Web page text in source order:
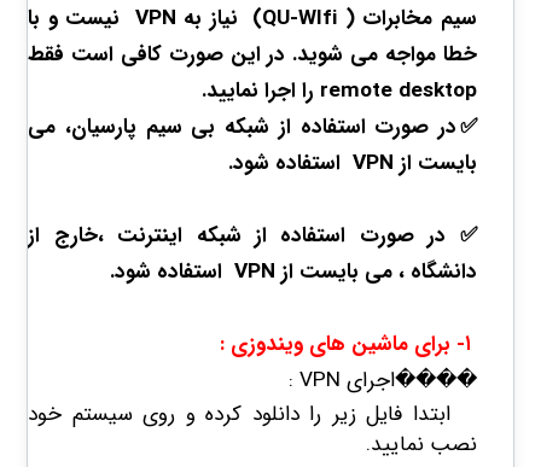
سیم مخابرات ( QU-WIfi) نیاز به VPN نیست و با
خطا مواجه می شوید. در این صورت کافی است فقط
remote desktop را اجرا نمایید.
✅در صورت استفاده از شبکه بی سیم پارسیان، می
بایست از VPN استفاده شود.
✅ در صورت استفاده از شبکه اینترنت ،خارج از
دانشگاه ، می بایست از VPN استفاده شود.
۱- برای ماشین های ویندوزی :
����اجرای VPN
:
​ابتدا فایل زیر را دانلود کرده و روی سیستم خود
نصب نمایید.